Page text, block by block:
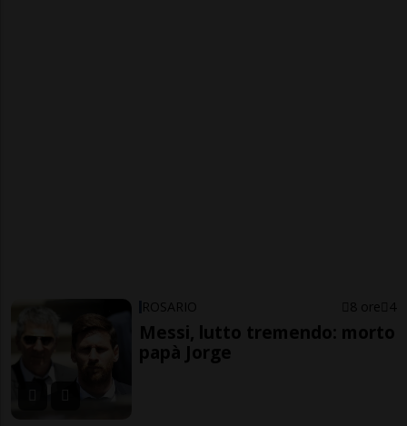
ROSARIO 8 ore 4
Messi, lutto tremendo: morto
papà Jorge